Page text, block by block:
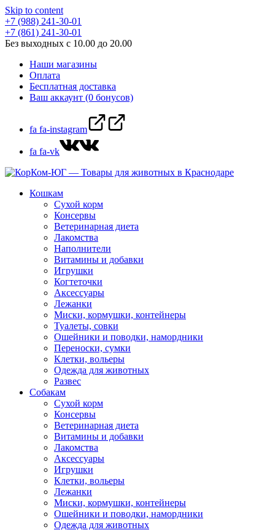
Skip to content
+7 (988) 241-30-01
+7 (861) 241-30-01
Без выходных с 10.00 до 20.00
Наши магазины
Оплата
Бесплатная доставка
Ваш аккаунт (0 бонусов)
fa fa-instagram
fa fa-vk
Кошкам
Сухой корм
Консервы
Ветеринарная диета
Лакомства
Наполнители
Витамины и добавки
Игрушки
Когтеточки
Аксессуары
Лежанки
Миски, кормушки, контейнеры
Туалеты, совки
Ошейники и поводки, намордники
Переноски, сумки
Клетки, вольеры
Одежда для животных
Развес
Собакам
Сухой корм
Консервы
Ветеринарная диета
Витамины и добавки
Лакомства
Аксессуары
Игрушки
Клетки, вольеры
Лежанки
Миски, кормушки, контейнеры
Ошейники и поводки, намордники
Одежда для животных